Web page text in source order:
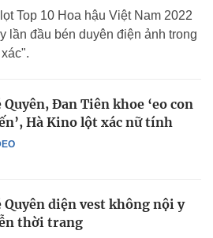
Top 10 Hoa hậu Việt Nam 2022
lần đầu bén duyên điện ảnh trong
Quyên, Đan Tiên khoe ‘eo con
Hà Kino lột xác nữ tính
Quyên diện vest không nội y
thời trang